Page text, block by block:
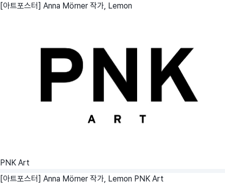
[아트포스터] Anna Mörner 작가, Lemon
PNK Art
[아트포스터] Anna Mörner 작가, Lemon PNK Art